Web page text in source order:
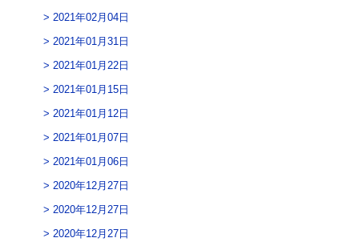
2021年02月04日
2021年01月31日
2021年01月22日
2021年01月15日
2021年01月12日
2021年01月07日
2021年01月06日
2020年12月27日
2020年12月27日
2020年12月27日